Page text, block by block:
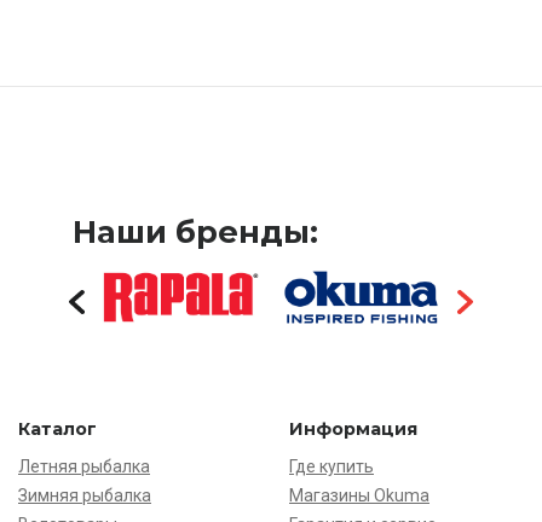
Наши бренды:
Каталог
Летняя рыбалка
Зимняя рыбалка
Информация
Где купить
Магазины Okuma